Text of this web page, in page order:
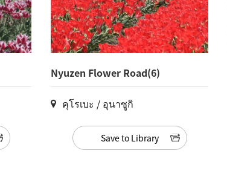
Nyuzen Flower Road(6)
คุโรเบะ / อุนาซูกิ
Save to Library